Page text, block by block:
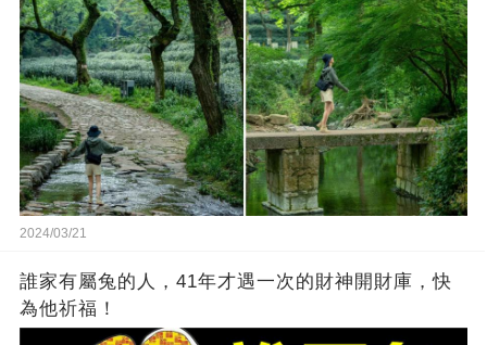
2024/03/21
誰家有屬兔的人，41年才遇一次的財神開財庫，快
為他祈福！